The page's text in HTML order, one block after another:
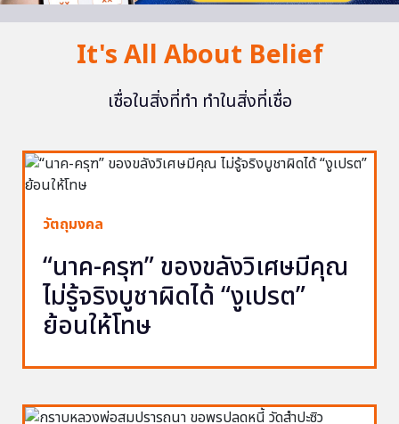
It's All About Belief
เชื่อในสิ่งที่ทำ ทำในสิ่งที่เชื่อ
วัตถุมงคล
“นาค-ครุฑ” ของขลังวิเศษมีคุณ
ไม่รู้จริงบูชาผิดได้ “งูเปรต”
ย้อนให้โทษ